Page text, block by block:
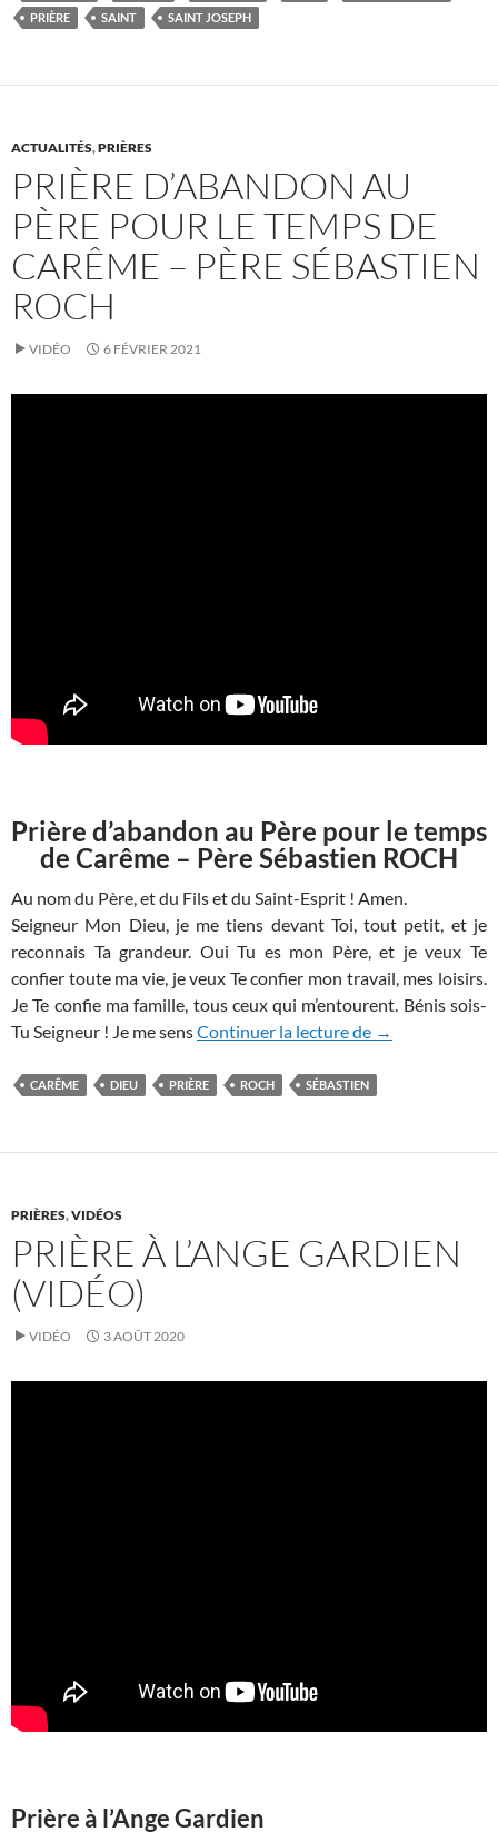
PRIÈRE
SAINT SAINT JOSEPH
ACTUALITÉS,PRIÈRES
PRIÈRE D’ABANDON AU
PÈRE POUR LE TEMPS DE
CARÊME – PÈRE SÉBASTIEN
ROCH
VIDÉO 6 FÉVRIER 2021
Prière d’abandon au Père pour le temps
de Carême – Père Sébastien ROCH
Au nom du Père, et du Fils et du Saint-Esprit ! Amen.
Seigneur Mon Dieu, je me tiens devant Toi, tout petit, et je
reconnais Ta grandeur. Oui Tu es mon Père, et je veux Te
confier toute ma vie, je veux Te confier mon travail, mes loisirs.
Je Te confie ma famille, tous ceux qui m’entourent. Bénis sois-
Tu Seigneur ! Je me sensContinuer la lecture de Prière
→
CARÊME DIEU PRIÈRE ROCH SÉBASTIEN
PRIÈRES,VIDÉOS
PRIÈRE À L’ANGE GARDIEN
(VIDÉO)
VIDÉO 3 AOÛT 2020
Prière à l’Ange Gardien